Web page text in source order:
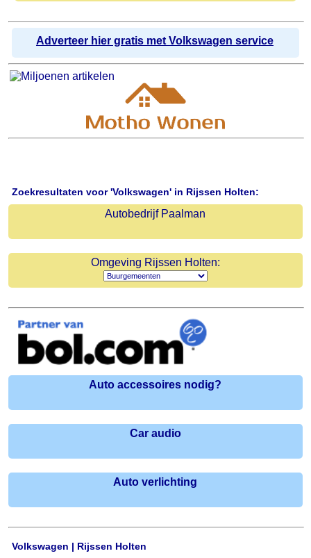
Adverteer hier gratis met Volkswagen service
Zoekresultaten voor 'Volkswagen' in Rijssen Holten:
Autobedrijf Paalman
Omgeving Rijssen Holten:
Auto accessoires nodig?
Car audio
Auto verlichting
Volkswagen | Rijssen Holten